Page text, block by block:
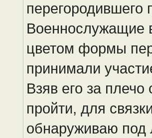
перегородившего
Военнослужащие
цветом формы
принимали
Взяв его за
пройти, для
обнаруживаю под